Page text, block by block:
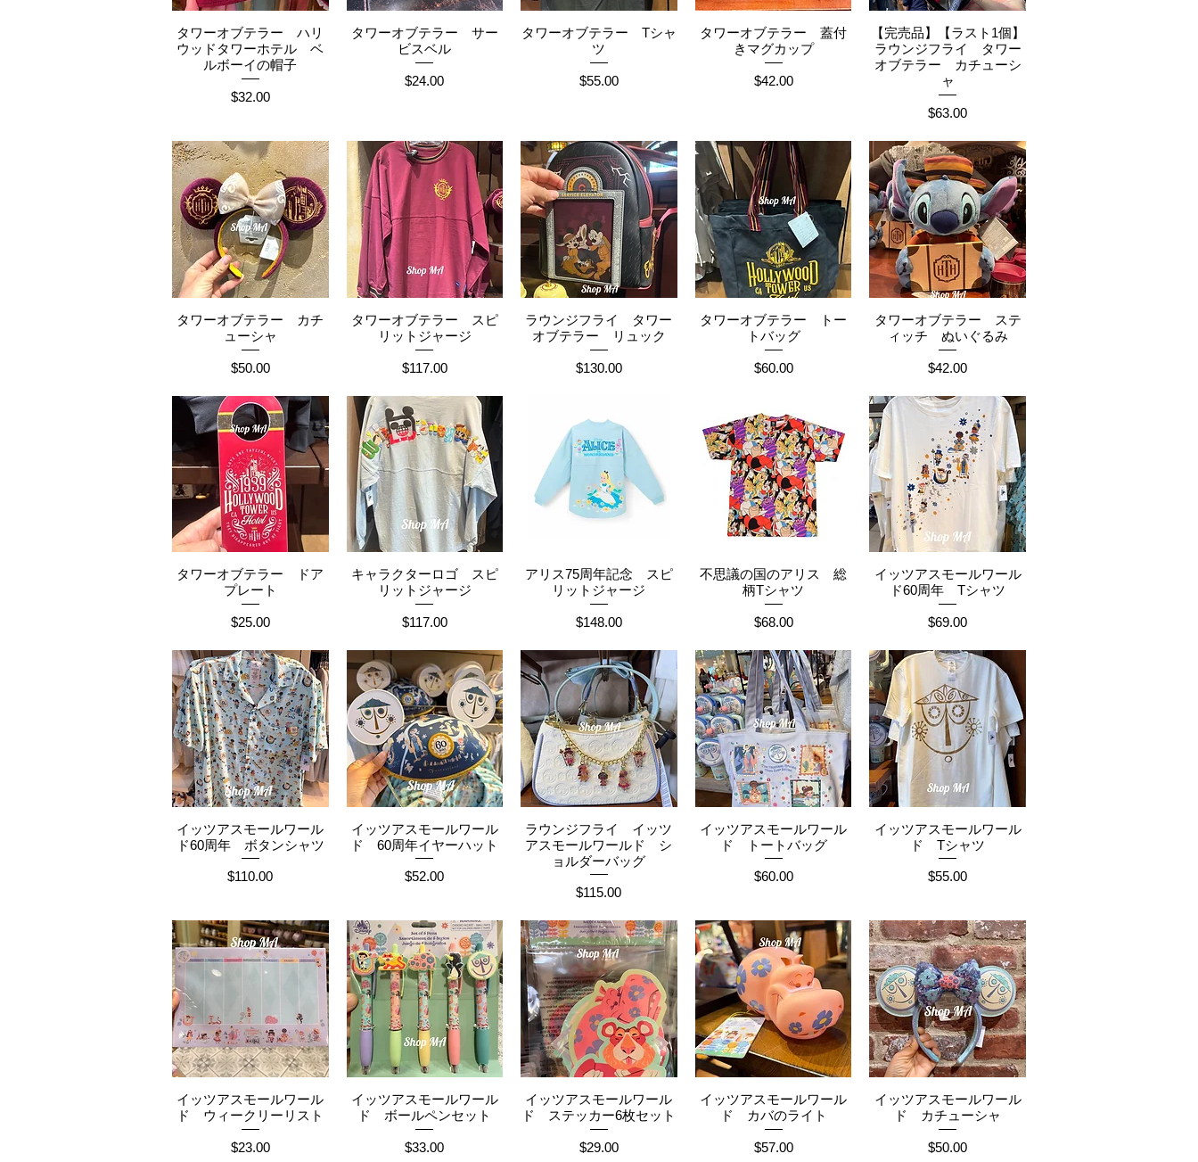
クイックビュー
タワーオブテラー ハリ
ウッドタワーホテル ベ
ルボーイの帽子
価格
$32.00
クイックビュー
タワーオブテラー サー
ビスベル
価格
$24.00
クイックビュー
タワーオブテラー Tシャ
ツ
価格
$55.00
クイックビュー
タワーオブテラー 蓋付
きマグカップ
価格
$42.00
クイックビュー
【完売品】【ラスト1個】
ラウンジフライ タワー
オブテラー カチューシ
ャ
価格
$63.00
クイックビュー
タワーオブテラー カチ
ューシャ
価格
$50.00
クイックビュー
タワーオブテラー スピ
リットジャージ
価格
$117.00
クイックビュー
ラウンジフライ タワー
オブテラー リュック
価格
$130.00
クイックビュー
タワーオブテラー トー
トバッグ
価格
$60.00
クイックビュー
タワーオブテラー ステ
ィッチ ぬいぐるみ
価格
$42.00
クイックビュー
タワーオブテラー ドア
プレート
価格
$25.00
クイックビュー
キャラクターロゴ スピ
リットジャージ
価格
$117.00
クイックビュー
アリス75周年記念 スピ
リットジャージ
価格
$148.00
クイックビュー
不思議の国のアリス 総
柄Tシャツ
価格
$68.00
クイックビュー
イッツアスモールワール
ド60周年 Tシャツ
価格
$69.00
クイックビュー
イッツアスモールワール
ド60周年 ボタンシャツ
価格
$110.00
クイックビュー
イッツアスモールワール
ド 60周年イヤーハット
価格
$52.00
クイックビュー
ラウンジフライ イッツ
アスモールワールド シ
ョルダーバッグ
価格
$115.00
クイックビュー
イッツアスモールワール
ド トートバッグ
価格
$60.00
クイックビュー
イッツアスモールワール
ド Tシャツ
価格
$55.00
クイックビュー
イッツアスモールワール
ド ウィークリーリスト
価格
$23.00
クイックビュー
イッツアスモールワール
ド ボールペンセット
価格
$33.00
クイックビュー
イッツアスモールワール
ド ステッカー6枚セット
価格
$29.00
クイックビュー
イッツアスモールワール
ド カバのライト
価格
$57.00
クイックビュー
イッツアスモールワール
ド カチューシャ
価格
$50.00